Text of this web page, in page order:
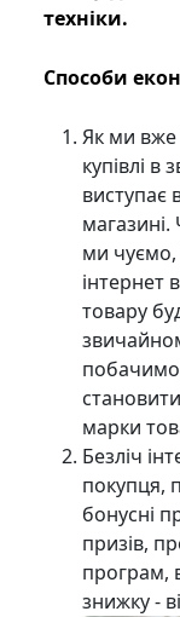
техніки.
Способи
Як ми вже
купівлі
виступає
ми
інтернет
товару
марки
Безліч
покупця,
бонусні
призів,
програм,
знижку -